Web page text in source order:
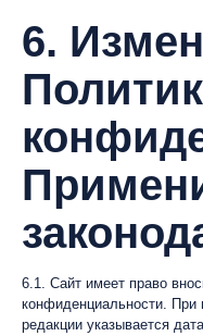
6.
6.1. Сайт имеет право
конфиденциальности. При
редакции указывается